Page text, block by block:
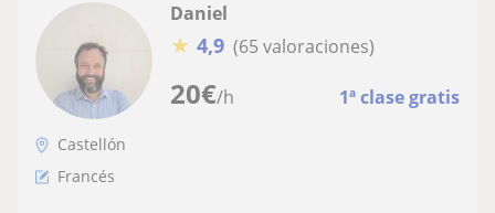
20€/h 1ª clase gratis
Daniel
★ 4,9 (65 valoraciones)
Castellón
Francés